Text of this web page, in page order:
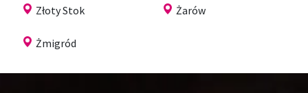
Złoty Stok Żarów
Żmigród